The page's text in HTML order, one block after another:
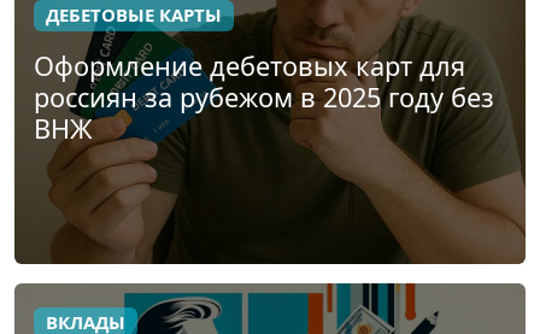
ДЕБЕТОВЫЕ КАРТЫ
Оформление дебетовых карт для
россиян за рубежом в 2025 году без
ВНЖ
ВКЛАДЫ